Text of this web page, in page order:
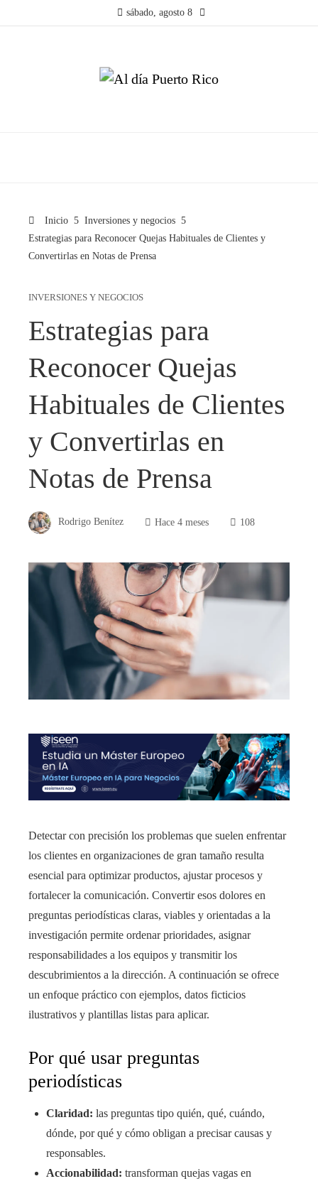
sábado, agosto 8
Inicio
Inversiones y negocios
Estrategias para Reconocer Quejas Habituales de Clientes y
Convertirlas en Notas de Prensa
INVERSIONES Y NEGOCIOS
Estrategias para
Reconocer Quejas
Habituales de Clientes
y Convertirlas en
Notas de Prensa
Rodrigo Benítez Hace 4 meses 108
Detectar con precisión los problemas que suelen enfrentar
los clientes en organizaciones de gran tamaño resulta
esencial para optimizar productos, ajustar procesos y
fortalecer la comunicación. Convertir esos dolores en
preguntas periodísticas claras, viables y orientadas a la
investigación permite ordenar prioridades, asignar
responsabilidades a los equipos y transmitir los
descubrimientos a la dirección. A continuación se ofrece
un enfoque práctico con ejemplos, datos ficticios
ilustrativos y plantillas listas para aplicar.
Por qué usar preguntas
periodísticas
Claridad: las preguntas tipo quién, qué, cuándo,
dónde, por qué y cómo obligan a precisar causas y
responsables.
Accionabilidad: transforman quejas vagas en